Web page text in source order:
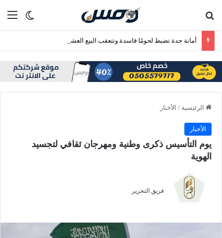
الوضع
أمانة جدة تضبط لحومًا فاسدة وتتعقب البيع العشوائي بنطاق بريمان
الرئيسية / الأخبار
الأخبار
يوم التأسيس ذكرى وطنية ومهرجان ثقافي لتجسيد
الهوية
فريق التحرير